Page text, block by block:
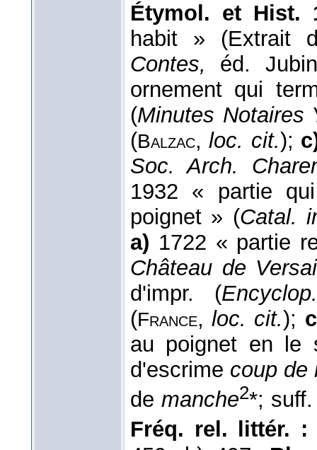
Étymol. et Hist.
habit »
Contes,
éd.
ornement qui
(Minutes Notaires
(Balzac,loc. cit.);
Soc. Arch.
1932 « partie
poignet » (Catal.
a) 1722 « partie
Château de
d'impr. (Encyclop.
(France,loc. cit.);
au poignet en le
d'escrime coup de
de manche2*;
Fréq. rel. littér.